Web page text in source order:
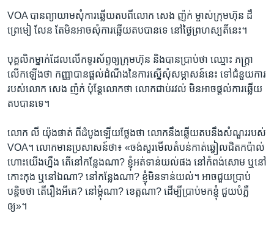
VOA ​បាន​ព្យាយាម​សុំ​ការ​ឆ្លើយ​តប​ពី​លោក ​សេង ញ៉ក់ ​ម្ចាស់​ក្រុមហ៊ុន​ ដឹ
ព្រេមៀ លែន ​តែ​មិន​អាច​សុំ​ការ​ឆ្លើយ​តប​បាន​ទេ​ នៅ​ថ្ងៃ​ព្រហស្បតិ៍​នេះ។​
បុគ្គលិក​ម្នាក់​ដែល​លើក​ទូរស័ព្ទ​ឲ្យ​ក្រុមហ៊ុន ​និង​បាន​ប្រាប់​ថា ឈ្មោះ​ ភក្រ្តា​
លើក​ឡើង​ថា ​កញ្ញា​បាន​ផ្តល់​ដំណឹង​នៃ​ការ​ស្នើ​សុំ​សម្ភាសន៍​នេះ​ ទៅ​ជំនួយ​ការ​
របស់​លោក​ សេង ញ៉ក់ ប៉ុន្តែ​លោក​ថា​ លោក​ជាប់​រវល់​ មិន​អាច​ផ្តល់​ការ​ឆ្លើយ​
តប​បាន​ទេ។​
លោក ​លី យ៉ុងផាត់​ ពី​ដំបូង​ឡើយ​ថ្លែង​ថា​ លោក​នឹង​ឆ្លើយ​តប​នឹង​សំណួរ​របស់​
VOA។ ​លោក​មាន​ប្រសាសន៍​ថា៖​ «ចង់​សួរ​មើល​តំបន់​កាត់​ឆ្វៀល​ជិត​កប៉ាល់​
ហោះ​យើង​ហ្នឹង​ តើ​នៅ​កន្លែង​ណា?​ ខ្ញុំ​អត់​ទាន់​យល់​ផង​ នៅ​កំពង់សោម ​ឬ​នៅ​
កោះកុង ​ឬ​នៅ​ឯណា?​ ​នៅ​កន្លែង​ណា? ​ខ្ញុំ​មិន​ទាន់​យល់។​ អាច​ជួយ​ប្រាប់​
បន្តិច​ថា​ តើ​រឿង​អី​គេ? នៅ​ម្តុំ​ណា? ខេត្ត​ណា?​ ដើម្បី​ប្រាប់​មក​ខ្ញុំ​ ជួយ​បំភ្លឺ​
ឲ្យ»។​